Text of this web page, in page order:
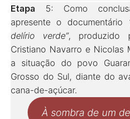
Etapa 5: Como
apresente o documentário
delírio verde”, produzido
Cristiano Navarro e Nicolas
a situação do povo
Grosso do Sul, diante do
cana-de-açúcar.
À sombra de um